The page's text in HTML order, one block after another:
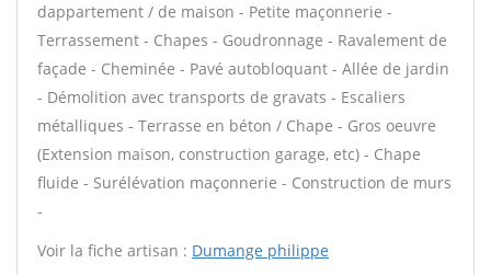
dappartement / de maison - Petite maçonnerie -
Terrassement - Chapes - Goudronnage - Ravalement de
façade - Cheminée - Pavé autobloquant - Allée de jardin
- Démolition avec transports de gravats - Escaliers
métalliques - Terrasse en béton / Chape - Gros oeuvre
(Extension maison, construction garage, etc) - Chape
fluide - Surélévation maçonnerie - Construction de murs
-
Voir la fiche artisan : Dumange philippe